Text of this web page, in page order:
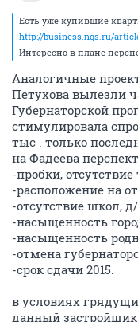
Есть уже купившие
http://business.ngs.ru/
Интересно в плане
Аналогичные
Петухова вылезли
Губернаторской
стимулировала
тыс . только
на Фадеева
-пробки, отсутствие
-расположение на
-отсутствие школ,
-насыщенность
-насыщенность
-отмена
-срок сдачи 2015.
в условиях
данный